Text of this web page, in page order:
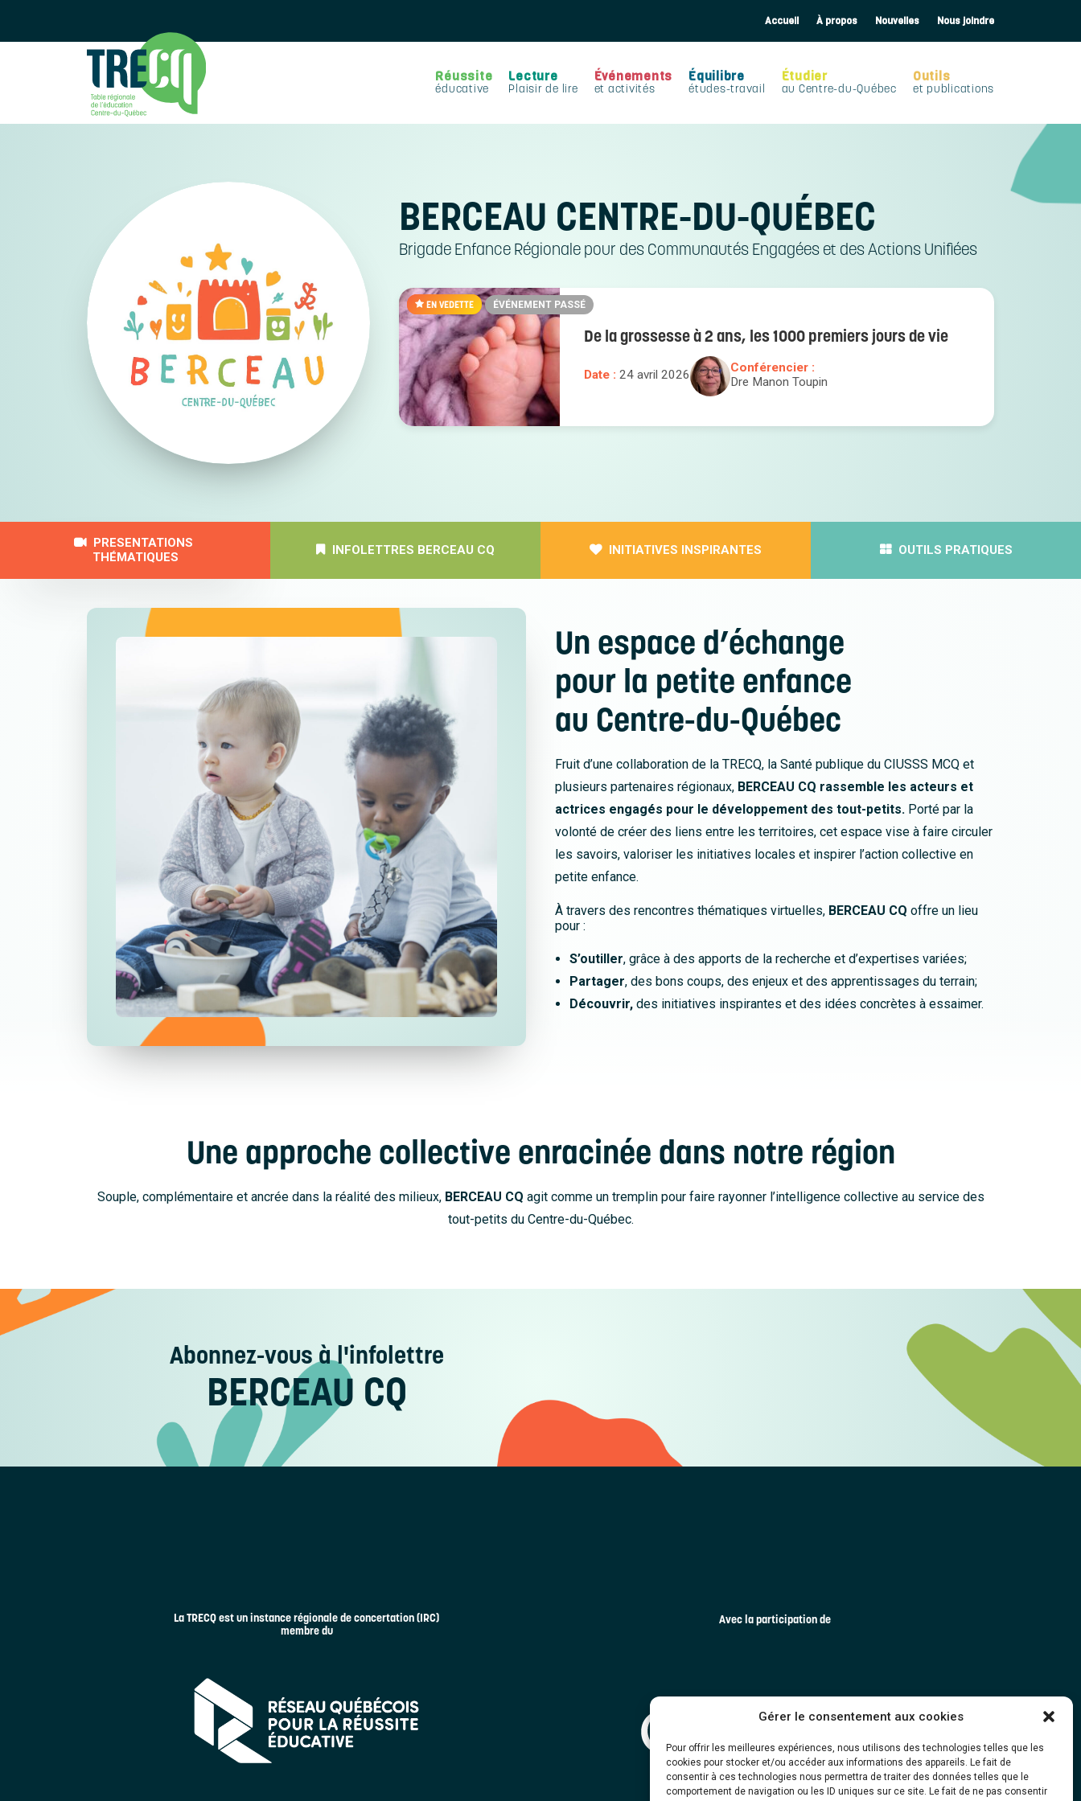
Gérer le consentement aux cookies
Pour offrir les meilleures expériences, nous utilisons des technologies telles que les
cookies pour stocker et/ou accéder aux informations des appareils. Le fait de
consentir à ces technologies nous permettra de traiter des données telles que le
comportement de navigation ou les ID uniques sur ce site. Le fait de ne pas consentir
Accueil À propos Nouvelles Nous joindre
Réussite
éducative
Lecture
Plaisir de lire
Événements
et activités
Équilibre
études-travail
Étudier
au Centre-du-Québec
Outils
et publications
BERCEAU CENTRE-DU-QUÉBEC
Brigade Enfance Régionale pour des Communautés Engagées et des Actions Unifiées
EN VEDETTE ÉVÉNEMENT PASSÉ
De la grossesse à 2 ans, les 1000 premiers jours de vie
Date : 24 avril 2026
Conférencier :
Dre Manon Toupin
PRESENTATIONS
THÉMATIQUES
INFOLETTRES BERCEAU CQ INITIATIVES INSPIRANTES OUTILS PRATIQUES
Un espace d’échange
pour la petite enfance
au Centre-du-Québec
Fruit d’une collaboration de la TRECQ, la Santé publique du CIUSSS MCQ et
plusieurs partenaires régionaux, BERCEAU CQ rassemble les acteurs et
actrices engagés pour le développement des tout-petits. Porté par la
volonté de créer des liens entre les territoires, cet espace vise à faire circuler
les savoirs, valoriser les initiatives locales et inspirer l’action collective en
petite enfance.
À travers des rencontres thématiques virtuelles, BERCEAU CQ offre un lieu
pour :
S’outiller, grâce à des apports de la recherche et d’expertises variées;
Partager, des bons coups, des enjeux et des apprentissages du terrain;
Découvrir, des initiatives inspirantes et des idées concrètes à essaimer.
Une approche collective enracinée dans notre région
Souple, complémentaire et ancrée dans la réalité des milieux, BERCEAU CQ agit comme un tremplin pour faire rayonner l’intelligence collective au service des
tout-petits du Centre-du-Québec.
Abonnez-vousà l'infolettre
BERCEAU CQ
La TRECQ est un instance régionale de concertation (IRC)
membre du
Avec la participation de